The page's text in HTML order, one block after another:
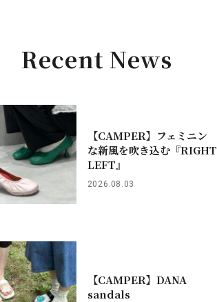
Recent News
【CAMPER】フェミニン
な新風を吹き込む『RIGHT
LEFT』
2026.08.03
【CAMPER】DANA
sandals